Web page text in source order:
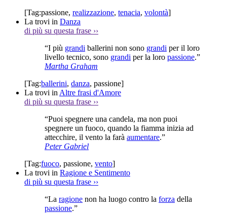
[Tag:passione, realizzazione, tenacia, volontà]
La trovi in Danza
di più su questa frase ››
“I più grandi ballerini non sono grandi per il loro
livello tecnico, sono grandi per la loro passione.”
Martha Graham
[Tag:ballerini, danza, passione]
La trovi in Altre frasi d'Amore
di più su questa frase ››
“Puoi spegnere una candela, ma non puoi
spegnere un fuoco, quando la fiamma inizia ad
attecchire, il vento la farà aumentare.”
Peter Gabriel
[Tag:fuoco, passione, vento]
La trovi in Ragione e Sentimento
di più su questa frase ››
“La ragione non ha luogo contro la forza della
passione.”